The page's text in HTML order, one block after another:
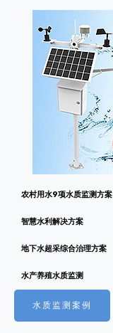
农村用水9项水质监测方案
智慧水利解决方案
地下水超采综合治理方案
水产养殖水质监测
水质监测案例